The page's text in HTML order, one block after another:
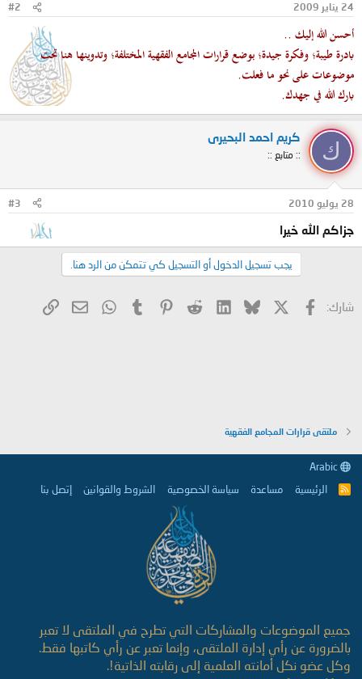
24 يناير 2009 #2
أحسن الله إليك ..
بادرة طيبة؛ وفكرة جيدة؛ بوضع قرارات المجامع الفقهية المختلفة؛ وتدوينها هنا تحت
موضوعات على نحو ما فعلت.
بارك الله في جهدك.
ك
كريم احمد البحيرى
:: متابع ::
28 يوليو 2010 #3
جزاكم الله خيرا
يجب تسجيل الدخول أو التسجيل كي تتمكن من الرد هنا.
شارك: فيسبوك Bluesky
LinkedIn
Reddit
Pinterest
Tumblr
WhatsApp
البريد
ملتقى قرارات المجامع الفقهية
R
الرئيسية مساعدة سياسة الخصوصية الشروط والقوانين إتصل بنا
جميع الموضوعات والمشاركات التي تطرح في الملتقى لا تعبر
بالضرورة عن رأي إدارة الملتقى، وإنما تعبر عن رأي كاتبها فقط.
وكل عضو نكل أمانته العلمية إلى رقابته الذاتية!.